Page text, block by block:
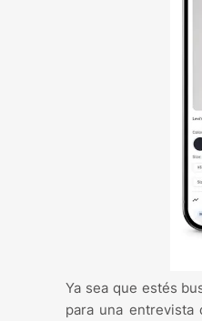
Ya sea que estés
para una